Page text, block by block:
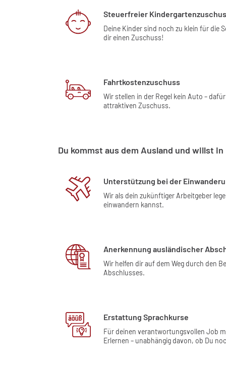
Steuerfreier
Deine Kinder sind noch zu klein für die
dir einen Zuschuss!
Fahrtkostenzuschuss
Wir stellen in der Regel kein Auto –
attraktiven Zuschuss.
Du kommst aus dem Ausland und willst
Unterstützung bei der
Wir als dein zukünftiger Arbeitgeber
einwandern kannst.
Anerkennung ausländischer
Wir helfen dir auf dem Weg durch den
Abschlusses.
Erstattung Sprachkurse
Für deinen verantwortungsvollen Job
Erlernen – unabhängig davon, ob Du